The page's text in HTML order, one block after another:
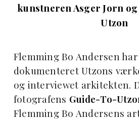
kunstneren Asger Jorn
Utzon
Flemming Bo Andersen
dokumenteret Utzons
og interviewet arkitekten.
fotografens Guide-To-
Flemming Bo Andersens